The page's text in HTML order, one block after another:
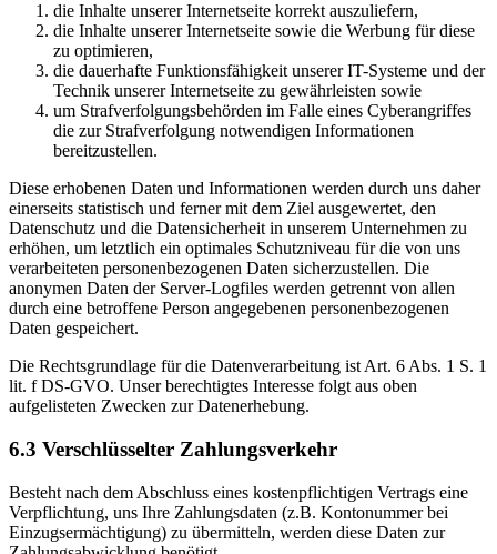
die Inhalte unserer Internetseite korrekt auszuliefern,
die Inhalte unserer Internetseite sowie die Werbung für diese
zu optimieren,
die dauerhafte Funktionsfähigkeit unserer IT-Systeme und der
Technik unserer Internetseite zu gewährleisten sowie
um Strafverfolgungsbehörden im Falle eines Cyberangriffes
die zur Strafverfolgung notwendigen Informationen
bereitzustellen.
Diese erhobenen Daten und Informationen werden durch uns daher
einerseits statistisch und ferner mit dem Ziel ausgewertet, den
Datenschutz und die Datensicherheit in unserem Unternehmen zu
erhöhen, um letztlich ein optimales Schutzniveau für die von uns
verarbeiteten personenbezogenen Daten sicherzustellen. Die
anonymen Daten der Server-Logfiles werden getrennt von allen
durch eine betroffene Person angegebenen personenbezogenen
Daten gespeichert.
Die Rechtsgrundlage für die Datenverarbeitung ist Art. 6 Abs. 1 S. 1
lit. f DS-GVO. Unser berechtigtes Interesse folgt aus oben
aufgelisteten Zwecken zur Datenerhebung.
6.3 Verschlüsselter Zahlungsverkehr
Besteht nach dem Abschluss eines kostenpflichtigen Vertrags eine
Verpflichtung, uns Ihre Zahlungsdaten (z.B. Kontonummer bei
Einzugsermächtigung) zu übermitteln, werden diese Daten zur